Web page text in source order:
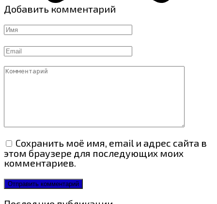
Добавить комментарий
Имя
Email
Комментарий
Сохранить моё имя, email и адрес сайта в
этом браузере для последующих моих
комментариев.